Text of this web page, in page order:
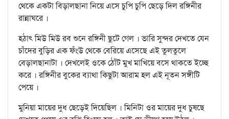
থেকে একটা বিড়ালছানা নিয়ে এসে চুপি চুপি ছেড়ে দিল রঙ্গিনীর
রান্নাঘরে ।
হঠাৎ মিউ মিউ রব শুনে রঙ্গিনী ছুটে গেল । ভারি সুন্দর দেখতে যেন
চাঁদের বুড়ির এক ফঁংউ থেকে বেরিয়ে এসেছে এই তুলতুলে
বেড়ালছানাটা । দেখলেই ওকে ঠোঁট মুখ মাখিয়ে বসে থাকতে ইচ্ছে
করে । রঙ্গিনীর বুকের ব্যাথা কিছুটা আরাম হল এই নূতন সঙ্গীটি
পেয়ে ।
মুনিয়া মায়ের দুধ ছেড়েই দিয়েছিল । মিনিটা ওর মায়ের দুধ চুষছে